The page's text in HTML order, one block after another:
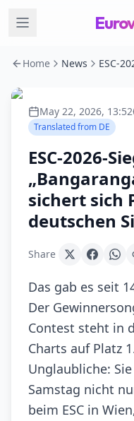
Home News
May 22, 2026, 13:52
Translated from DE
ESC-2026-
sichert sich
deutschen
Share
Das gab es seit
Der
Contest steht in
Charts auf Platz
Unglaubliche:
Samstag nicht
beim ESC in